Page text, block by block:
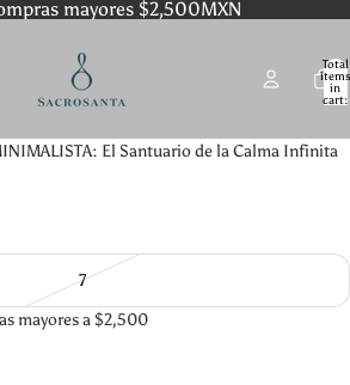
mayores $2,500MXN
Total
items
in
cart:
El Santuario de la Calma Infinita
7
mayores a $2,500